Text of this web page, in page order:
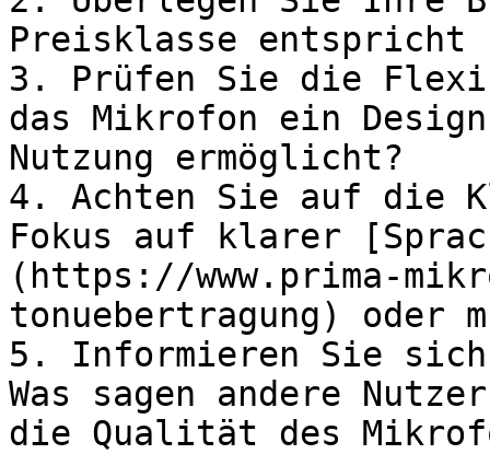
Preisklasse entspricht
3. Prüfen Sie die
das Mikrofon ein
Nutzung ermöglicht?
4. Achten Sie auf die
Fokus auf klarer
(https://www.prima-
tonuebertragung) oder
5. Informieren Sie sich
Was sagen andere
die Qualität des